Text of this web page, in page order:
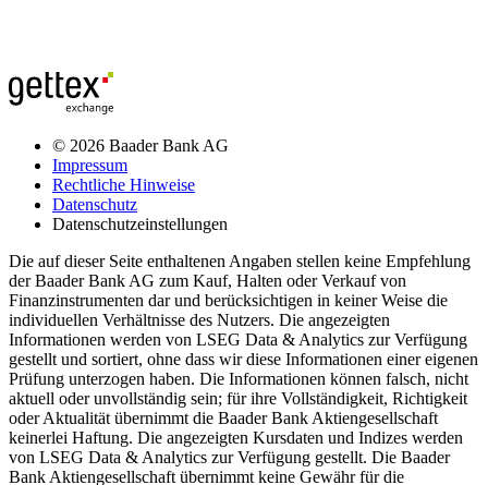
© 2026 Baader Bank AG
Impressum
Rechtliche Hinweise
Datenschutz
Datenschutzeinstellungen
Die auf dieser Seite enthaltenen Angaben stellen keine Empfehlung
der Baader Bank AG zum Kauf, Halten oder Verkauf von
Finanzinstrumenten dar und berücksichtigen in keiner Weise die
individuellen Verhältnisse des Nutzers. Die angezeigten
Informationen werden von LSEG Data & Analytics zur Verfügung
gestellt und sortiert, ohne dass wir diese Informationen einer eigenen
Prüfung unterzogen haben. Die Informationen können falsch, nicht
aktuell oder unvollständig sein; für ihre Vollständigkeit, Richtigkeit
oder Aktualität übernimmt die Baader Bank Aktiengesellschaft
keinerlei Haftung. Die angezeigten Kursdaten und Indizes werden
von LSEG Data & Analytics zur Verfügung gestellt. Die Baader
Bank Aktiengesellschaft übernimmt keine Gewähr für die